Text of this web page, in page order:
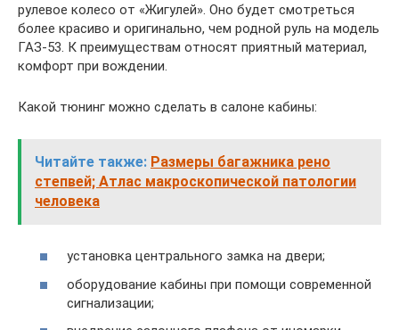
рулевое колесо от «Жигулей». Оно будет смотреться
более красиво и оригинально, чем родной руль на модель
ГАЗ-53. К преимуществам относят приятный материал,
комфорт при вождении.
Какой тюнинг можно сделать в салоне кабины:
Читайте также: Размеры багажника рено
степвей; Атлас макроскопической патологии
человека
установка центрального замка на двери;
оборудование кабины при помощи современной
сигнализации;